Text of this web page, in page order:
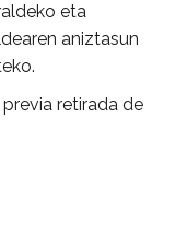
eta
aniztasun
retirada de